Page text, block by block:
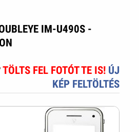
IM-U490S -
TÖLTS FEL FOTÓT TE IS! ÚJ
KÉP FELTÖLTÉS